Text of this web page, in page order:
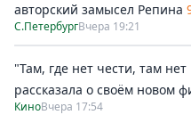
авторский замысел Репина
С.ПетербургВчера 19:21
"Там, где нет чести, там
рассказала о своём новом
КиноВчера 17:54